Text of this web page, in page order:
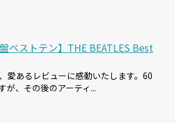
ベストテン】THE BEATLES Best
愛あるレビューに感動いたします。60
が、その後のアーティ...